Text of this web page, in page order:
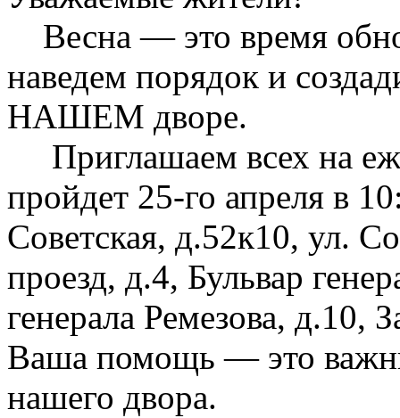
Весна — это время
наведем порядок и
НАШЕМ дворе.
Приглашаем всех на
пройдет 25-го апреля в
Советская, д.52к10, ул.
проезд, д.4, Бульвар
генерала Ремезова, д.10,
Ваша помощь — это
нашего двора.